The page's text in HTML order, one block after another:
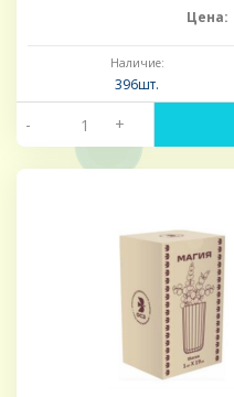
Цена:
Наличие:
396шт.
- +